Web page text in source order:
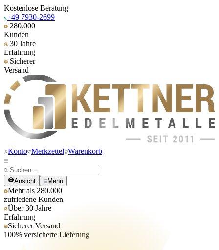
Kostenlose Beratung
+49 7930-2699
280.000
Kunden
30 Jahre
Erfahrung
Sicherer
Versand
Konto Merkzettel Warenkorb
Ansicht Menü
Mehr als 280.000
zufriedene Kunden
Über 30 Jahre
Erfahrung
Sicherer Versand
100% versicherte Lieferung